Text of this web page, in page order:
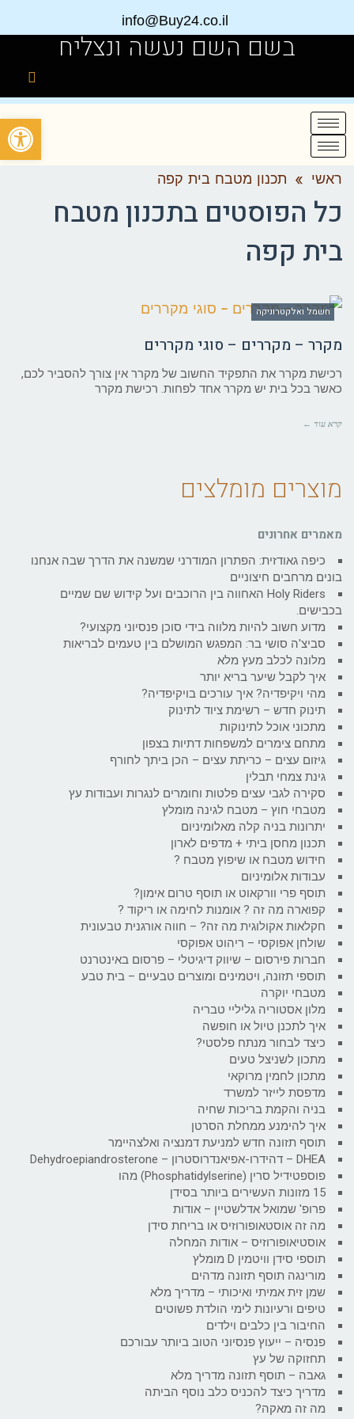
info@Buy24.co.il
בשם השם נעשה ונצליח
ראשי » תכנון מטבח בית קפה
כל הפוסטים בתכנון מטבח
בית קפה
חשמל ואלקטרוניקה
מקרר – מקררים – סוגי מקררים
רכישת מקרר את התפקיד החשוב של מקרר אין צורך להסביר לכם,
כאשר בכל בית יש מקרר אחד לפחות. רכישת מקרר
קרא עוד ←
מוצרים מומלצים
מאמרים אחרונים
כיפה גאודזית: הפתרון המודרני שמשנה את הדרך שבה אנחנו
בונים מרחבים חיצוניים
Holy Riders האחווה בין הרוכבים ועל קידוש שם שמיים
בכבישים.
מדוע חשוב להיות מלווה בידי סוכן פנסיוני מקצועי?
סביצ'ה סושי בר: המפגש המושלם בין טעמים לבריאות
מלונה לכלב מעץ מלא
איך לקבל שיער בריא יותר
מהי ויקיפדיה? איך עורכים בויקיפדיה?
תינוק חדש – רשימת ציוד לתינוק
מתכוני אוכל לתינוקות
מתחם צימרים למשפחות דתיות בצפון
גיזום עצים – כריתת עצים – הכן ביתך לחורף
גינת צמחי תבלין
סקירה לגבי עצים פלטות וחומרים לנגרות ועבודות עץ
מטבחי חוץ – מטבח לגינה מומלץ
יתרונות בניה קלה מאלומיניום
תכנון מחסן ביתי + מדפים לארון
חידוש מטבח או שיפוץ מטבח ?
עבודות אלומיניום
תוסף פרי וורקאוט או תוסף טרום אימון?
קפוארה מה זה ? אומנות לחימה או ריקוד ?
חקלאות אקולוגית מה זה? – חווה אורגנית טבעונית
שולחן אפוקסי – ריהוט אפוקסי
חברות פירסום – שיווק דיגיטלי – פרסום באינטרנט
תוספי תזונה, ויטמינים ומוצרים טבעיים – בית טבע
מטבחי יוקרה
מלון אסטוריה גליליי טבריה
איך לתכנן טיול או חופשה
כיצד לבחור מנתח פלסטי?
מתכון לשניצל טעים
מתכון לחמין מרוקאי
מדפסת לייזר למשרד
בניה והקמת בריכות שחיה
איך להימנע ממחלת הסרטן
תוסף תזונה חדש למניעת דמנציה ואלצהיימר
DHEA – דהידרו-אפיאנדרוסטרון – Dehydroepiandrosterone
פוספטידיל סרין (Phosphatidylserine) מהו
15 מזונות העשירים ביותר בסידן
פרופ' שמואל אדלשטיין – אודות
מה זה אוסטאופורוזיס או בריחת סידן
אוסטיאופורוזיס – אודות המחלה
תוספי סידן וויטמין D מומלץ
מורינגה תוסף תזונה מדהים
שמן זית אמיתי ואיכותי – מדריך מלא
טיפים ורעיונות לימי הולדת פשוטים
החיבור בין כלבים וילדים
פנסיה – ייעוץ פנסיוני הטוב ביותר עבורכם
תחזוקה של עץ
גאבה – תוסף תזונה מדריך מלא
מדריך כיצד להכניס כלב נוסף הביתה
מה זה מאקה?